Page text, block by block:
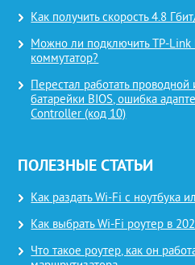
Как получить скорость 4.8
Можно ли подключить TP-Link
коммутатор?
Перестал работать
батарейки BIOS, ошибка
Controller (код 10)
ПОЛЕЗНЫЕ СТАТЬИ
Как раздать Wi-Fi с ноутбука
Как выбрать Wi-Fi роутер в
Что такое роутер, как он